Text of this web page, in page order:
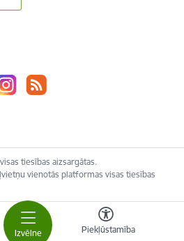
Izvēlne Piekļūstamība
tiesības aizsargātas.
vienotās platformas visas tiesības